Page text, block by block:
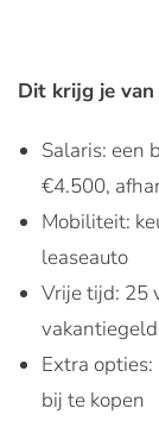
Dit krijg je van
Salaris: een
€4.500,
Mobiliteit:
leaseauto
Vrije tijd: 25
vakantiegeld
Extra
bij te kopen